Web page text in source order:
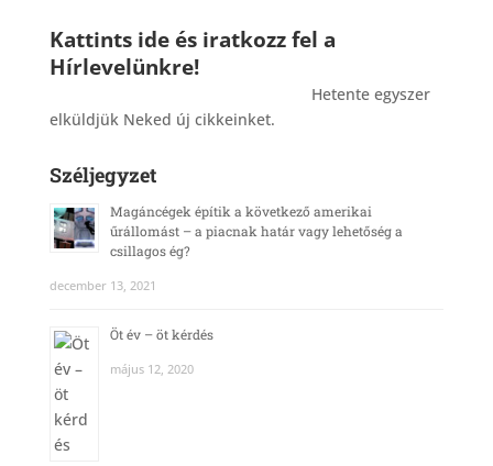
Kattints ide és iratkozz fel a
Hírlevelünkre!
Hetente egyszer
elküldjük Neked új cikkeinket.
Széljegyzet
Magáncégek építik a következő amerikai
űrállomást – a piacnak határ vagy lehetőség a
csillagos ég?
december 13, 2021
Öt év – öt kérdés
május 12, 2020